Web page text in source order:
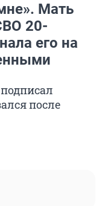
Мать
20-
его на
после